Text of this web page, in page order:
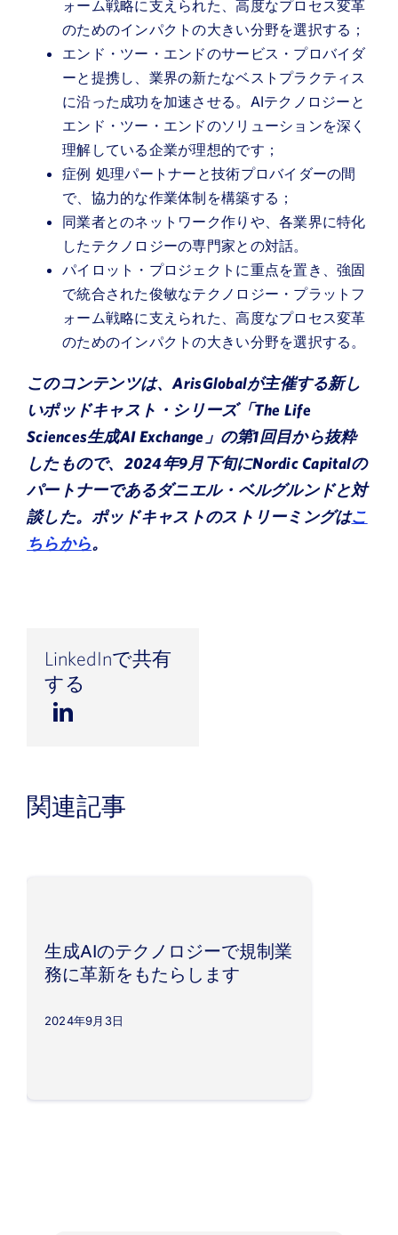
ォーム戦略に支えられた、高度なプロセス変革
のためのインパクトの大きい分野を選択する；
エンド・ツー・エンドのサービス・プロバイダ
ーと提携し、業界の新たなベストプラクティス
に沿った成功を加速させる。AIテクノロジーと
エンド・ツー・エンドのソリューションを深く
理解している企業が理想的です；
症例 処理パートナーと技術プロバイダーの間
で、協力的な作業体制を構築する；
同業者とのネットワーク作りや、各業界に特化
したテクノロジーの専門家との対話。
パイロット・プロジェクトに重点を置き、強固
で統合された俊敏なテクノロジー・プラットフ
ォーム戦略に支えられた、高度なプロセス変革
のためのインパクトの大きい分野を選択する。
このコンテンツは、ArisGlobalが主催する新し
いポッドキャスト・シリーズ「The Life
Sciences生成AI Exchange」の第1回目から抜粋
したもので、2024年9月下旬にNordic Capitalの
パートナーであるダニエル・ベルグルンドと対
談した。ポッドキャストのストリーミングはこ
ちらから。
LinkedInで共有
する
関連記事
生成AIのテクノロジーで規制業
務に革新をもたらします
2024年9月3日